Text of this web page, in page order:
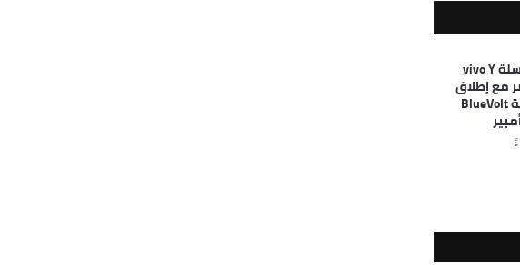
أكبر بطارية في تاريخ سلسلة vivo Y
مع إطلاق
vivo Y500، المزود ببطارية BlueVolt